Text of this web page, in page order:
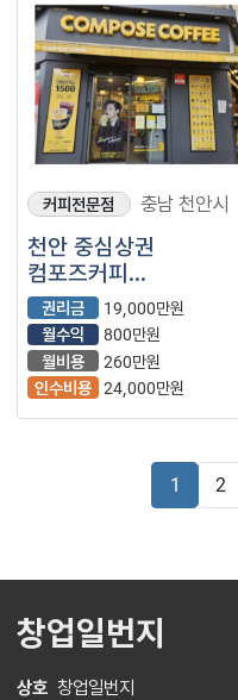
커피전문점 충남 천안시
천안 중심상권
컴포즈커피
월매출3천3백
매장입니다
권리금
19,000만원
월수익
800만원
월비용
260만원
인수비용 24,000만원
1 2
창업일번지
상호 창업일번지